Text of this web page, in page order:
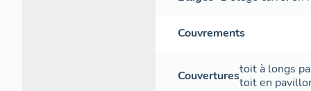
Couvrements
Couverturestoit à longs
toit en